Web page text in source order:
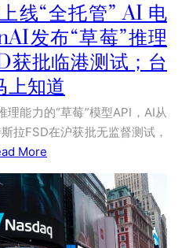
线“全托管” AI 电
发布“草莓”推理
获批临港测试；台
上知道
理能力的“草莓”模型API，AI从
拉FSD在沪获批无监督测试，
More